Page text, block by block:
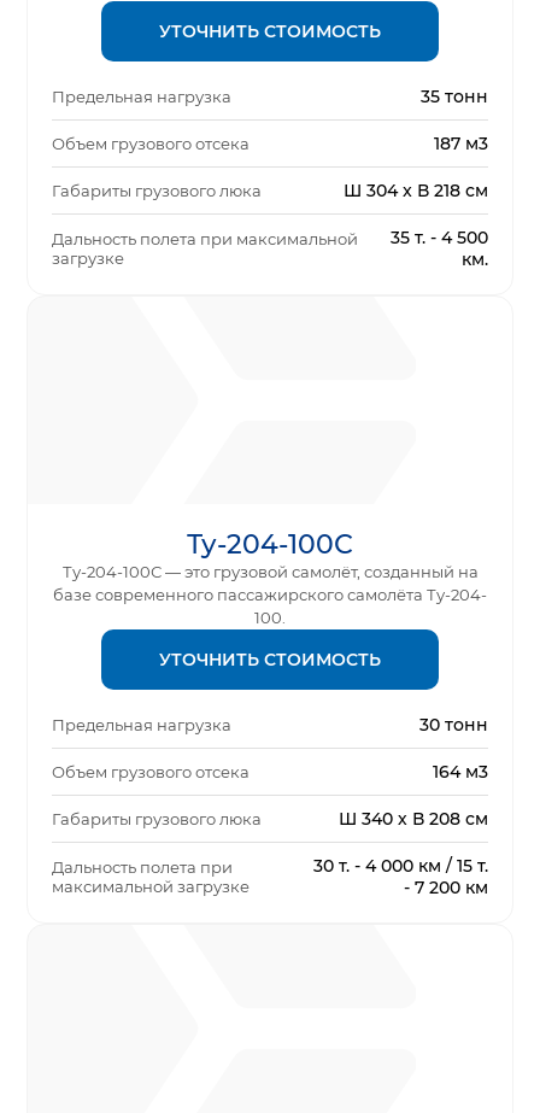
УТОЧНИТЬ СТОИМОСТЬ
Предельная нагрузка 35 тонн
Объем грузового отсека 187 м3
Габариты грузового люка Ш 304 x В 218 см
Дальность полета при максимальной
загрузке
35 т. - 4 500
км.
Ту-204-100С
Ту-204-100С — это грузовой самолёт, созданный на
базе современного пассажирского самолёта Ту-204-
100.
УТОЧНИТЬ СТОИМОСТЬ
Предельная нагрузка 30 тонн
Объем грузового отсека 164 м3
Габариты грузового люка Ш 340 х В 208 см
Дальность полета при
максимальной загрузке
30 т. - 4 000 км / 15 т.
- 7 200 км